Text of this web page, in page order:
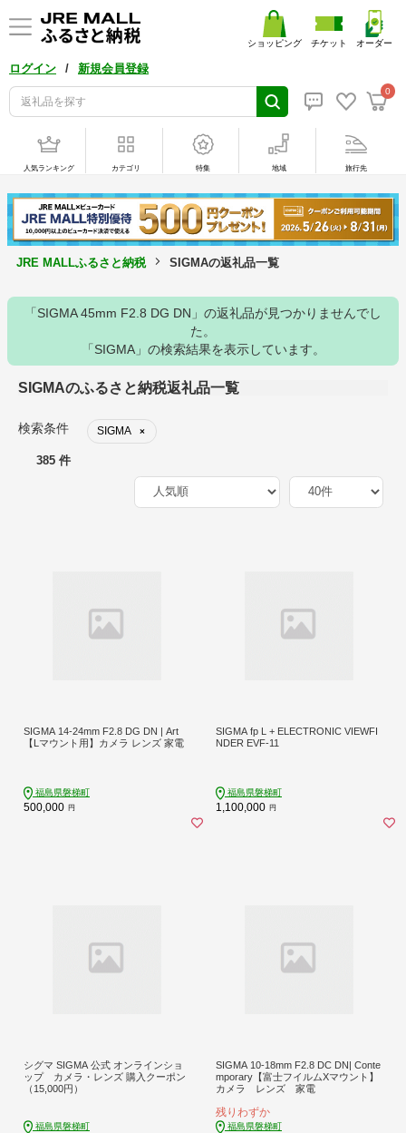
ログイン / 新規会員登録
0
ショッピング チケット オーダー
人気ランキング カテゴリ 特集 地域 旅行先
JRE MALLふるさと納税 SIGMAの返礼品一覧
「SIGMA 45mm F2.8 DG DN」の返礼品が見つかりませんでし
た。
「SIGMA」の検索結果を表示しています。
SIGMAのふるさと納税返礼品一覧
検索条件 SIGMA ×
385 件
SIGMA 14-24mm F2.8 DG DN | Art
【Lマウント用】カメラ レンズ 家電
福島県磐梯町
500,000 円
SIGMA fp L + ELECTRONIC VIEWFI
NDER EVF-11
福島県磐梯町
1,100,000 円
シグマ SIGMA 公式 オンラインショ
ップ カメラ・レンズ 購入クーポン
（15,000円）
福島県磐梯町
SIGMA 10-18mm F2.8 DC DN| Conte
mporary【富士フイルムXマウント】
カメラ レンズ 家電
残りわずか
福島県磐梯町